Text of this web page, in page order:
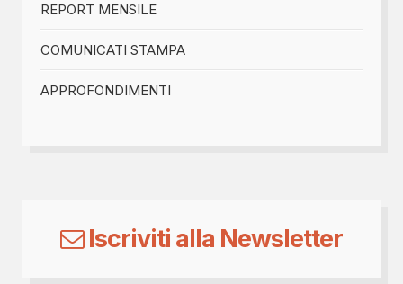
REPORT MENSILE
COMUNICATI STAMPA
APPROFONDIMENTI
Iscriviti alla Newsletter